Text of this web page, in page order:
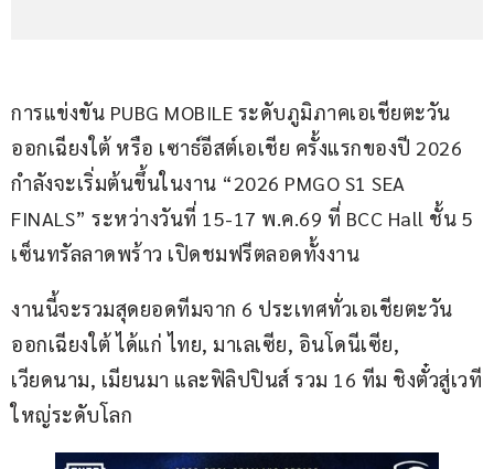
การแข่งขัน PUBG MOBILE ระดับภูมิภาคเอเชียตะวัน
ออกเฉียงใต้ หรือ เซาธ์อีสต์เอเชีย ครั้งแรกของปี 2026
กำลังจะเริ่มต้นขึ้นในงาน “2026 PMGO S1 SEA
FINALS” ระหว่างวันที่ 15-17 พ.ค.69 ที่ BCC Hall ชั้น 5
เซ็นทรัลลาดพร้าว เปิดชมฟรีตลอดทั้งงาน
งานนี้จะรวมสุดยอดทีมจาก 6 ประเทศทั่วเอเชียตะวัน
ออกเฉียงใต้ ได้แก่ ไทย, มาเลเซีย, อินโดนีเซีย,
เวียดนาม, เมียนมา และฟิลิปปินส์ รวม 16 ทีม ชิงตั๋วสู่เวที
ใหญ่ระดับโลก